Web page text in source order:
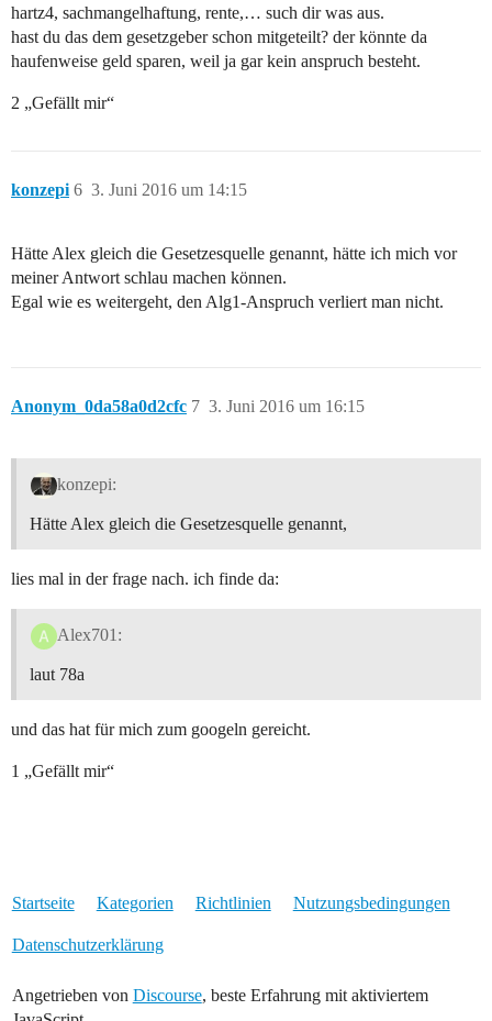
hartz4, sachmangelhaftung, rente,… such dir was aus.
hast du das dem gesetzgeber schon mitgeteilt? der könnte da
haufenweise geld sparen, weil ja gar kein anspruch besteht.
2 „Gefällt mir“
konzepi 3. Juni 2016 um 14:15
6
Hätte Alex gleich die Gesetzesquelle genannt, hätte ich mich vor
meiner Antwort schlau machen können.
Egal wie es weitergeht, den Alg1-Anspruch verliert man nicht.
Anonym_0da58a0d2cfc 3. Juni 2016 um 16:15
7
konzepi:
Hätte Alex gleich die Gesetzesquelle genannt,
lies mal in der frage nach. ich finde da:
Alex701:
laut 78a
und das hat für mich zum googeln gereicht.
1 „Gefällt mir“
Startseite Kategorien Richtlinien Nutzungsbedingungen
Datenschutzerklärung
Angetrieben von Discourse, beste Erfahrung mit aktiviertem